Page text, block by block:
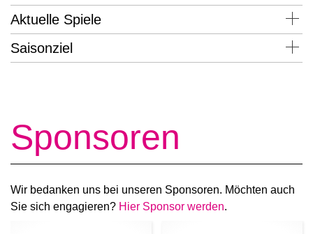
Aktuelle Spiele
Saisonziel
Sponsoren
Wir bedanken uns bei unseren Sponsoren. Möchten auch
Sie sich engagieren? Hier Sponsor werden.